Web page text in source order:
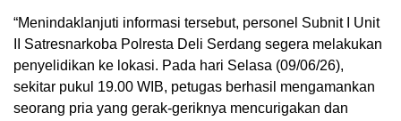
“Menindaklanjuti informasi tersebut, personel Subnit I Unit
II Satresnarkoba Polresta Deli Serdang segera melakukan
penyelidikan ke lokasi. Pada hari Selasa (09/06/26),
sekitar pukul 19.00 WIB, petugas berhasil mengamankan
seorang pria yang gerak-geriknya mencurigakan dan